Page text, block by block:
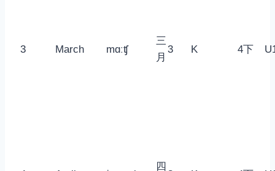
3 March mɑːʧ
三
月
3 K 4下
四